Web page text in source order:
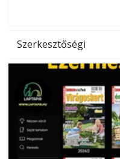
Szerkesztőségi